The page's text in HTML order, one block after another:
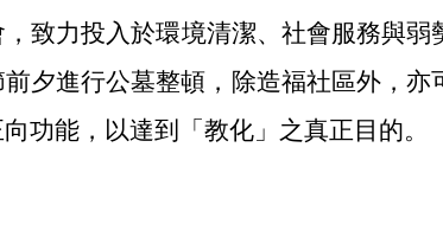
致力投入於環境清潔、社會服務與弱
夕進行公墓整頓，除造福社區外，亦
功能，以達到「教化」之真正目的。